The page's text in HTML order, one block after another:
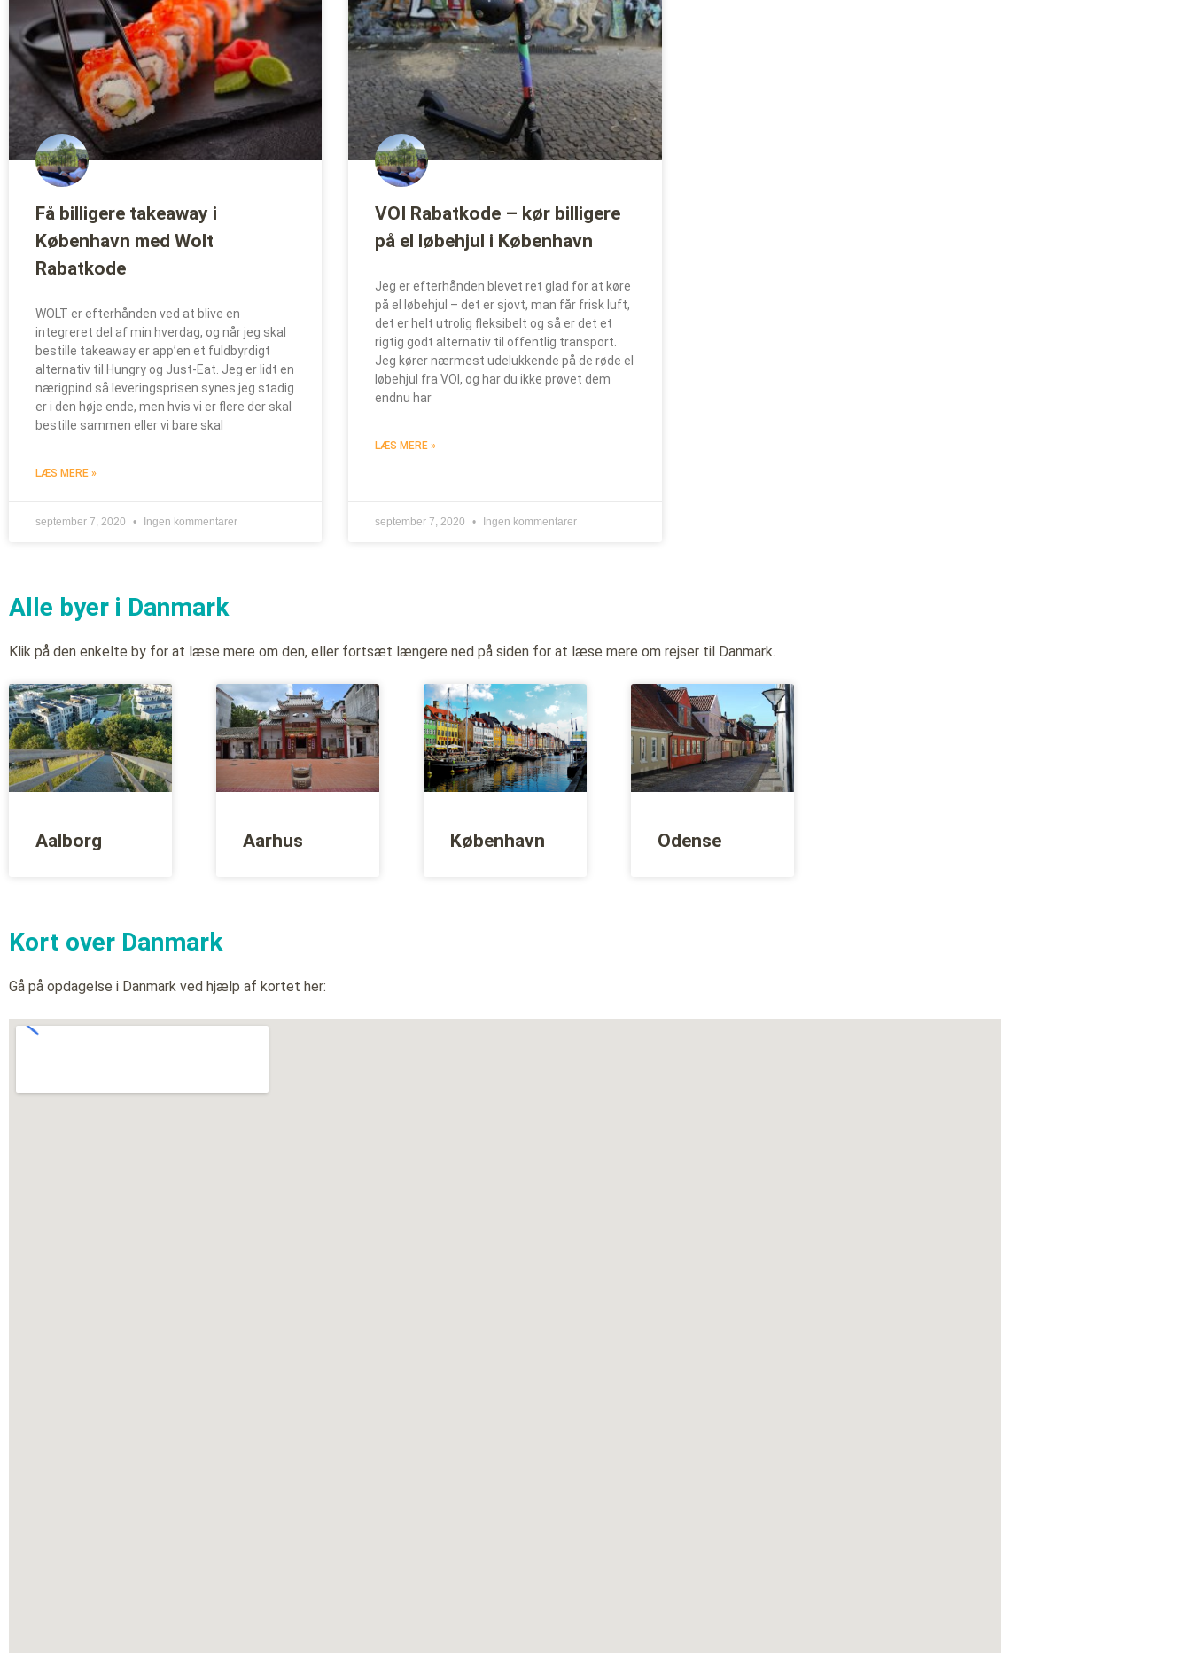
Få billigere takeaway i
København med Wolt
Rabatkode
WOLT er efterhånden ved at blive en
integreret del af min hverdag, og når jeg skal
bestille takeaway er app’en et fuldbyrdigt
alternativ til Hungry og Just-Eat. Jeg er lidt en
nærigpind så leveringsprisen synes jeg stadig
er i den høje ende, men hvis vi er flere der skal
bestille sammen eller vi bare skal
LÆS MERE »
september 7, 2020 Ingen kommentarer
VOI Rabatkode – kør billigere
på el løbehjul i København
Jeg er efterhånden blevet ret glad for at køre
på el løbehjul – det er sjovt, man får frisk luft,
det er helt utrolig fleksibelt og så er det et
rigtig godt alternativ til offentlig transport.
Jeg kører nærmest udelukkende på de røde el
løbehjul fra VOI, og har du ikke prøvet dem
endnu har
LÆS MERE »
september 7, 2020 Ingen kommentarer
Alle byer i Danmark
Klik på den enkelte by for at læse mere om den, eller fortsæt længere ned på siden for at læse mere om rejser til Danmark.
Aalborg Aarhus København Odense
Kort over Danmark
Gå på opdagelse i Danmark ved hjælp af kortet her: